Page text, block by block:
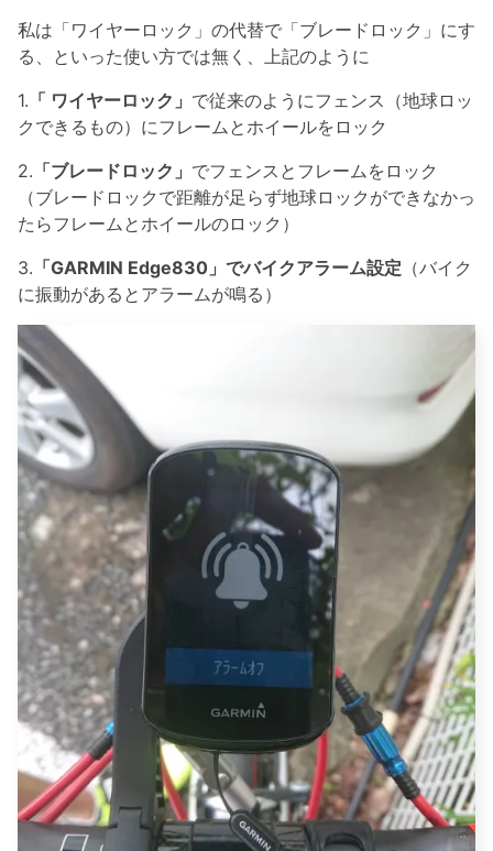
私は「ワイヤーロック」の代替で「ブレードロック」にす
る、といった使い方では無く、上記のように
1. 「 ワイヤーロック」 で従来のようにフェンス（地球ロッ
クできるもの）にフレームとホイールをロック
2. 「ブレードロック」 でフェンスとフレームをロック
（ブレードロックで距離が足らず地球ロックができなかっ
たらフレームとホイールのロック）
3. 「GARMIN Edge830」でバイクアラーム設定 （バイク
に振動があるとアラームが鳴る）